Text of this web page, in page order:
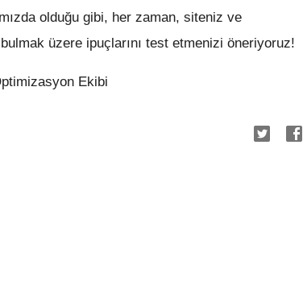
olduğu gibi, her zaman, siteniz ve
üzere ipuçlarını test etmenizi öneriyoruz!
Ekibi